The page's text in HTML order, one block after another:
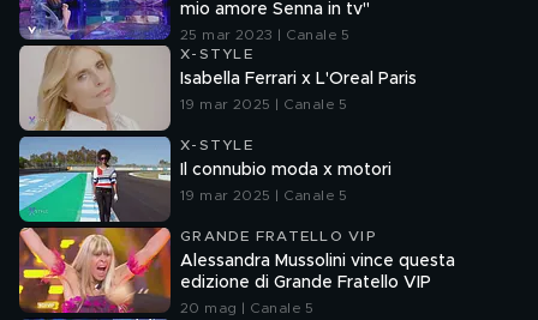
mio amore Senna in tv"
25 mar 2023 | Canale 5
X-STYLE
Isabella Ferrari x L'Oreal Paris
19 mar 2025 | Canale 5
X-STYLE
Il connubio moda x motori
19 mar 2025 | Canale 5
GRANDE FRATELLO VIP
Alessandra Mussolini vince questa
edizione di Grande Fratello VIP
20 mag | Canale 5